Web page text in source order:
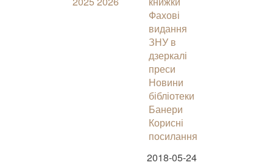
Фахові
видання
ЗНУ в
дзеркалі
преси
Новини
бібліотеки
Банери
Корисні
посилання
2018-05-24